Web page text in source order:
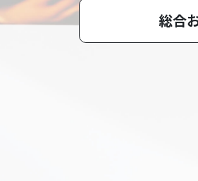
総合